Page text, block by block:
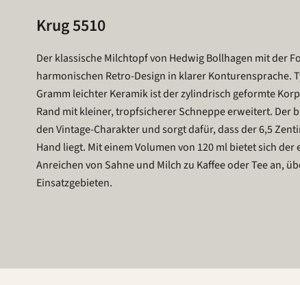
Krug 5510
Der klassische Milchtopf von Hedwig Bollhagen mit der
harmonischen Retro-Design in klarer Konturensprache.
Gramm leichter Keramik ist der zylindrisch geformte
Rand mit kleiner, tropfsicherer Schneppe erweitert. Der
den Vintage-Charakter und sorgt dafür, dass der 6,5
Hand liegt. Mit einem Volumen von 120 ml bietet sich
Anreichen von Sahne und Milch zu Kaffee oder Tee an,
Einsatzgebieten.